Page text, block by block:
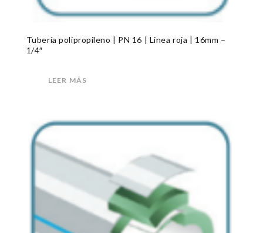
Tubería polipropileno | PN 16 | Linea roja | 16mm –
1/4″
LEER MÁS